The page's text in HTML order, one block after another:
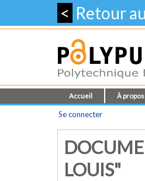
< Retour
Accueil À propos
Se connecter
LOUIS"